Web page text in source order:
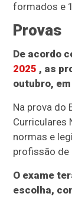
formados e
Provas
De acordo
2025 , as
outubro,
Na prova do
Curriculares
normas e
profissão de
O exame
escolha,